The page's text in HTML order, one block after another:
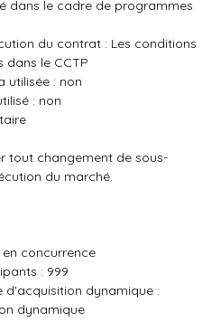
dans le cadre de programmes
du contrat : Les conditions
dans le CCTP
utilisée : non
: non
tout changement de sous-
du marché.
concurrence
: 999
d'acquisition dynamique :
dynamique